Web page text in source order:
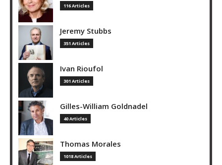
116 Articles
Jeremy Stubbs
351 Articles
Ivan Rioufol
301 Articles
Gilles-William Goldnadel
40 Articles
Thomas Morales
1018 Articles